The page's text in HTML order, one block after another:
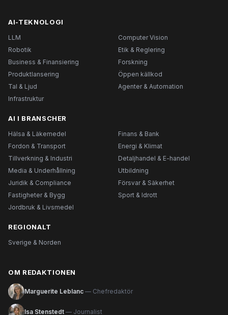
AI-TEKNOLOGI
LLM
Computer Vision
Robotik
Etik & Reglering
Business & Finansiering
Forskning
Produktlansering
Öppen källkod
Tal & Ljud
Agenter & Automation
Infrastruktur
AI I BRANSCHER
Hälsa & Läkemedel
Finans & Bank
Fordon & Transport
Energi & Klimat
Tillverkning & Industri
Detaljhandel & E-handel
Media & Underhållning
Utbildning
Juridik & Compliance
Försvar & Säkerhet
Fastigheter & Bygg
Sport & Idrott
Jordbruk & Livsmedel
REGIONALT
Sverige & Norden
OM REDAKTIONEN
Marguerite Leblanc — Chefredaktör
Isa Stenstedt — Journalist